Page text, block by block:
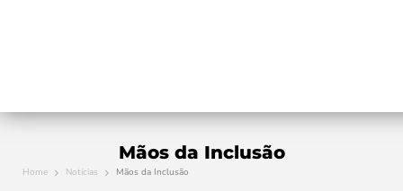
Mãos da Inclusão
Home Notícias Mãos da Inclusão